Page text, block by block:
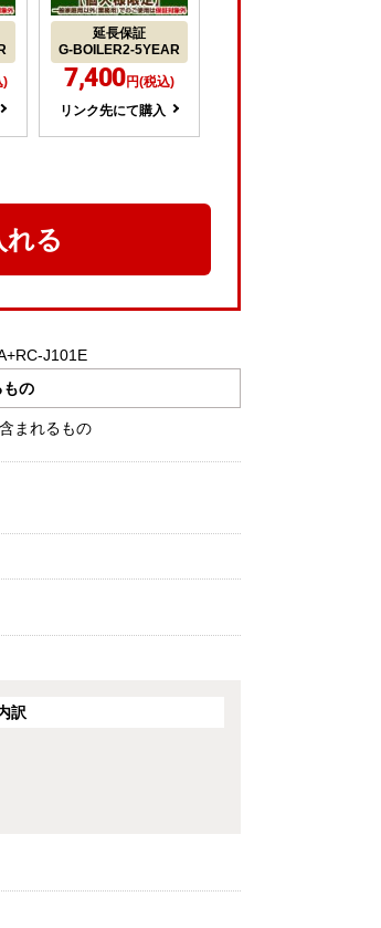
)
延長保証
G-BOILER2-5YEAR
7,400円(税込)
リンク先にて購入
れる
J101E
の
訳